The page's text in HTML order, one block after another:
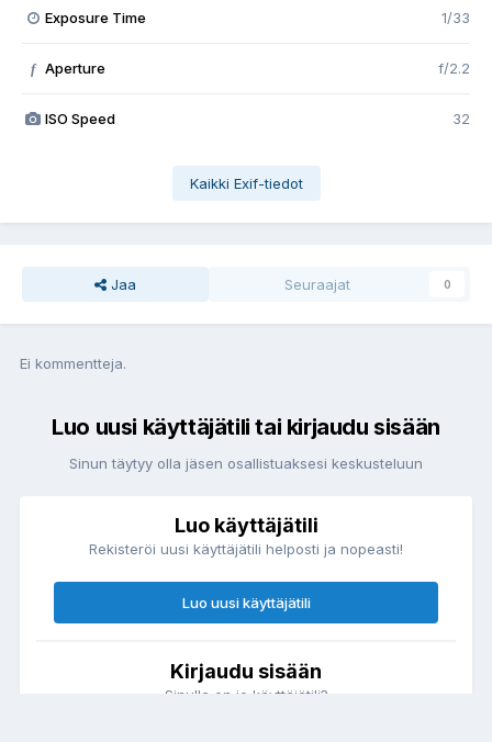
Exposure Time 1/33
f Aperture f/2.2
ISO Speed 32
Kaikki Exif-tiedot
Jaa Seuraajat 0
Ei kommentteja.
Luo uusi käyttäjätili tai kirjaudu sisään
Sinun täytyy olla jäsen osallistuaksesi keskusteluun
Luo käyttäjätili
Rekisteröi uusi käyttäjätili helposti ja nopeasti!
Luo uusi käyttäjätili
Kirjaudu sisään
Sinulla on jo käyttäjätili?